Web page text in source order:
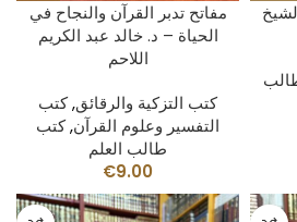
مفاتح تدبر القرآن والنجاح في
الحياة – د. خالد عبد الكريم
اللاحم
كتب التزكية والرقائق,كتب
التفسير وعلوم القرآن,كتب
طالب العلم
€9.00